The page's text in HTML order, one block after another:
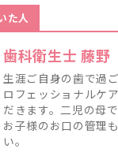
た人
歯科衛生士 藤野
生涯ご自身の歯で過
ロフェッショナルケ
だきます。二児の母
お子様のお口の管理
い。